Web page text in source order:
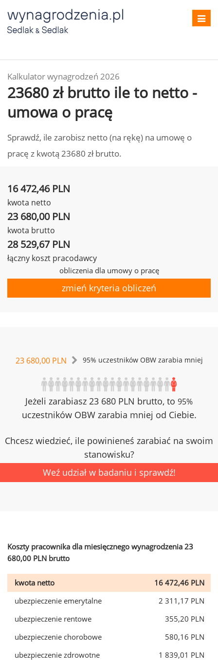
Kalkulator wynagrodzeń 2026
23680 zł brutto ile to netto -
umowa o pracę
Sprawdź, ile zarobisz netto (na rękę) na umowę o
pracę z kwotą 23680 zł brutto.
16 472,46 PLN
kwota netto
23 680,00 PLN
kwota brutto
28 529,67 PLN
łączny koszt pracodawcy
obliczenia dla umowy o pracę
zmień kryteria obliczeń
23 680,00 PLN 95% uczestników OBW zarabia mniej
Jeżeli zarabiasz 23 680 PLN brutto, to 95%
uczestników OBW zarabia mniej od Ciebie.
Chcesz wiedzieć, ile powinieneś zarabiać na swoim
stanowisku?
Weź udział w badaniu i sprawdź!
Koszty pracownika dla miesięcznego wynagrodzenia 23
680,00 PLN brutto
kwota netto
16 472,46 PLN
ubezpieczenie emerytalne
2 311,17 PLN
ubezpieczenie rentowe
355,20 PLN
ubezpieczenie chorobowe
580,16 PLN
ubezpieczenie zdrowotne
1 839,01 PLN